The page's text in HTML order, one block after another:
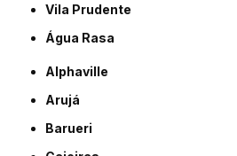
Vila Prudente
Água Rasa
Alphaville
Arujá
Barueri